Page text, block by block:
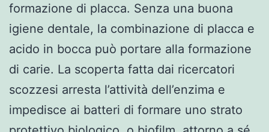
formazione di placca. Senza una buona
igiene dentale, la combinazione di placca e
acido in bocca può portare alla formazione
di carie. La scoperta fatta dai ricercatori
scozzesi arresta l’attività dell’enzima e
impedisce ai batteri di formare uno strato